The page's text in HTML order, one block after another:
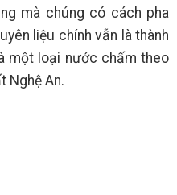
mà chúng có cách pha
liệu chính vẫn là thành
một loại nước chấm theo
Nghệ An.